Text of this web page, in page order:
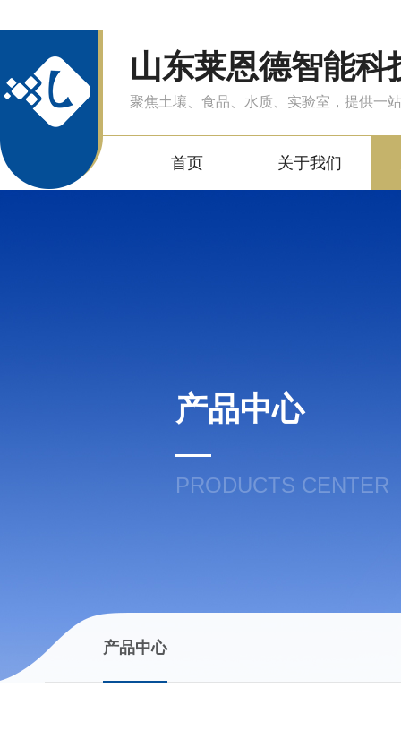
山东莱恩德智能科
聚焦土壤、食品、水质、实验室，提供一
首页 关于我们
产品中心
PRODUCTS CENTER
产品中心